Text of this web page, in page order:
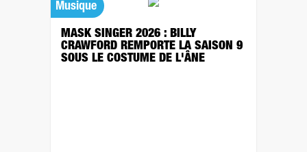
Musique
MASK SINGER 2026 : BILLY
CRAWFORD REMPORTE LA SAISON 9
SOUS LE COSTUME DE L'ÂNE